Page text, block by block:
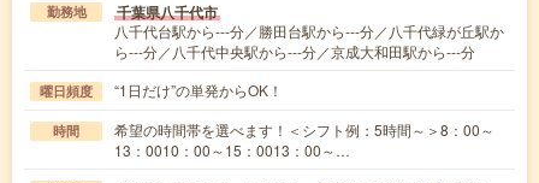
勤務地 千葉県八千代市
八千代台駅から---分／勝田台駅から---分／八千代緑が丘駅か
ら---分／八千代中央駅から---分／京成大和田駅から---分
曜日頻度 “1日だけ”の単発からOK！
時間
希望の時間帯を選べます！＜シフト例：5時間～＞8：00～
13：0010：00～15：0013：00～…